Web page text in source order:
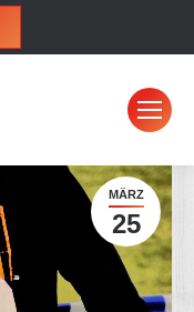
MÄRZ
25